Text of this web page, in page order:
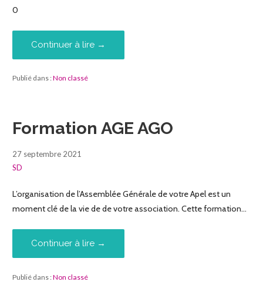
0
Continuer à lire →
Publié dans :Non classé
Formation AGE AGO
27 septembre 2021
SD
L’organisation de l’Assemblée Générale de votre Apel est un
moment clé de la vie de de votre association. Cette formation…
Continuer à lire →
Publié dans :Non classé